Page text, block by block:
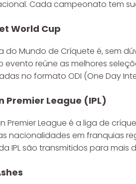
Cada campeonato tem
World Cup
do Mundo de Críquete é, sem
evento reúne as melhores
no formato ODI (One Day
Premier League (IPL)
Premier League é a liga de
nacionalidades em franquias
IPL são transmitidos para